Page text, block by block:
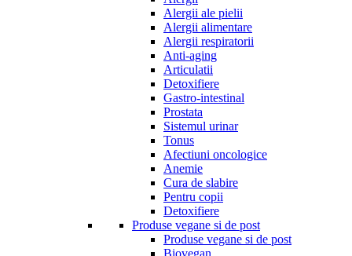
Alergii ale pielii
Alergii alimentare
Alergii respiratorii
Anti-aging
Articulatii
Detoxifiere
Gastro-intestinal
Prostata
Sistemul urinar
Tonus
Afectiuni oncologice
Anemie
Cura de slabire
Pentru copii
Detoxifiere
Produse vegane si de post
Produse vegane si de post
Biovegan